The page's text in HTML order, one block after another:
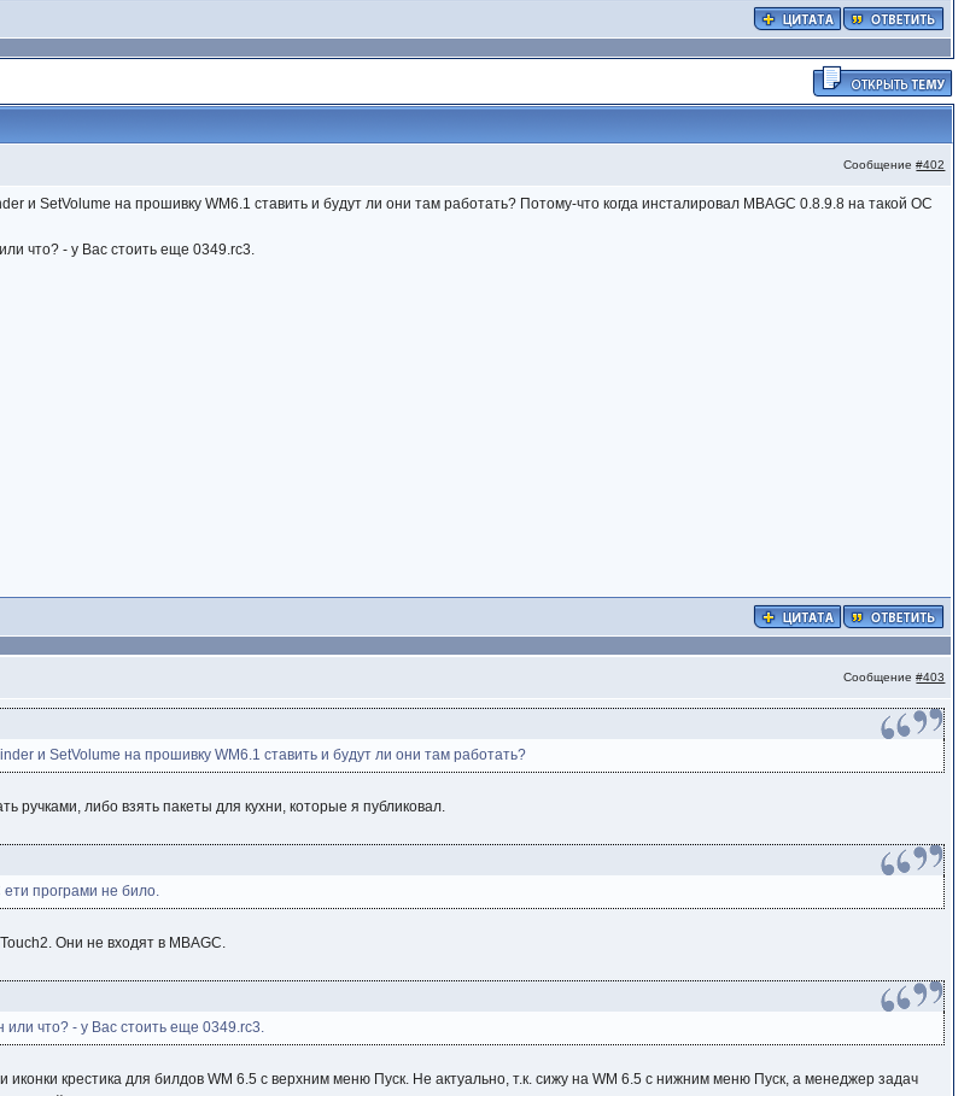
Сообщение#402
и SetVolume на прошивку WM6.1 ставить и будут ли они там работать? Потому-что когда инсталировал MBAGC 0.8.9.8 на такой ОС
что? - у Вас стоить еще 0349.rc3.
Сообщение#403
и SetVolume на прошивку WM6.1 ставить и будут ли они там работать?
ручками, либо взять пакеты для кухни, которые я публиковал.
ети програми не било.
Они не входят в MBAGC.
что? - у Вас стоить еще 0349.rc3.
крестика для билдов WM 6.5 с верхним меню Пуск. Не актуально, т.к. сижу на WM 6.5 с нижним меню Пуск, а менеджер задач